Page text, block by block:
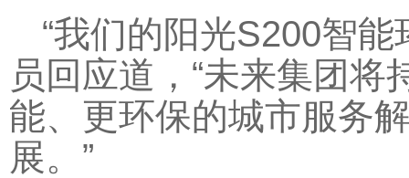
“我们的阳光S200智
员回应道，“未来集团
能、更环保的城市服务
展。”